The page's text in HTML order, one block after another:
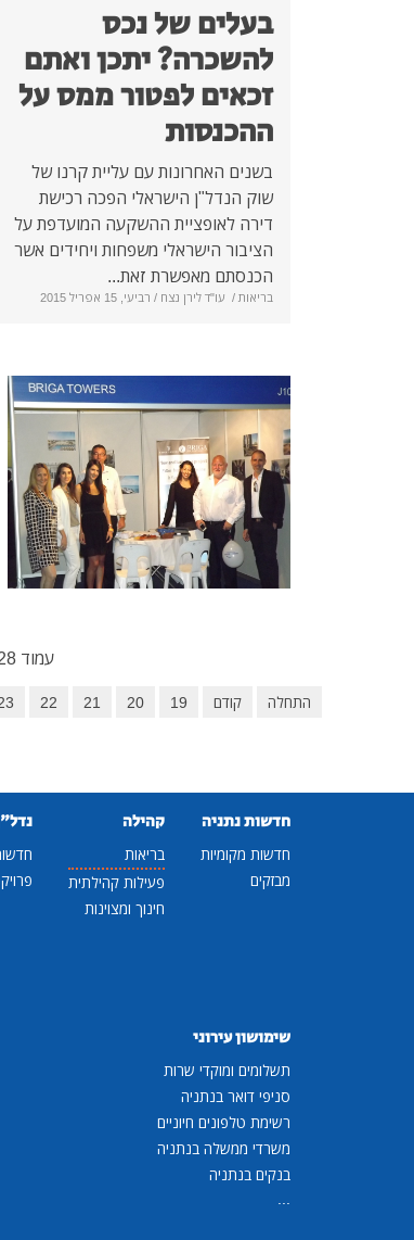
בעלים של נכס
להשכרה? יתכן ואתם
זכאים לפטור ממס על
ההכנסות
בשנים האחרונות עם עליית קרנו של
שוק הנדל"ן הישראלי הפכה רכישת
דירה לאופציית ההשקעה המועדפת על
הציבור הישראלי משפחות ויחידים אשר
הכנסתם מאפשרת זאת...
בריאות / עו"ד לירן נצח / רביעי, 15 אפריל 2015
עמוד 28 מתוך 28
התחלה קודם 19
20
21
22
חדשות נתניה
חדשות מקומיות
מבזקים
קהילה
בריאות
פעילות קהילתית
חינוך ומצוינות
שימושון עירוני
תשלומים ומוקדי שרות
סניפי דואר בנתניה
רשימת טלפונים חיוניים
משרדי ממשלה בנתניה
בנקים בנתניה